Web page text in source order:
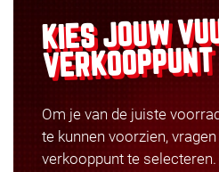
KIES JOUW
VERKOOPPUNT
Om je van de juiste
te kunnen voorzien,
verkooppunt te selecteren.